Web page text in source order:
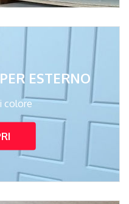
ESTERNO
colore